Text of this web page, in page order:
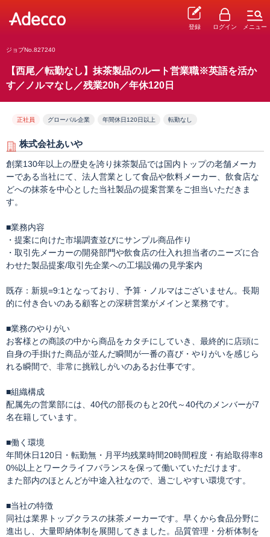
登録 ログイン メニュー
ジョブNo.827240
【西尾／転勤なし】抹茶製品のルート営業職※英語を活か
す／ノルマなし／残業20h／年休120日
正社員 グローバル企業 年間休日120日以上 転勤なし
株式会社あいや
創業130年以上の歴史を誇り抹茶製品では国内トップの老舗メーカ
ーである当社にて、法人営業として食品や飲料メーカー、飲食店な
どへの抹茶を中心とした当社製品の提案営業をご担当いただきま
す。
■業務内容
・提案に向けた市場調査並びにサンプル商品作り
・取引先メーカーの開発部門や飲食店の仕入れ担当者のニーズに合
わせた製品提案/取引先企業への工場設備の見学案内
既存：新規=9:1となっており、予算・ノルマはございません。長期
的に付き合いのある顧客との深耕営業がメインと業務です。
■業務のやりがい
お客様との商談の中から商品をカタチにしていき、最終的に店頭に
自身の手掛けた商品が並んだ瞬間が一番の喜び・やりがいを感じら
れる瞬間で、非常に挑戦しがいのあるお仕事です。
■組織構成
配属先の営業部には、40代の部長のもと20代～40代のメンバーが7
名在籍しています。
■働く環境
年間休日120日・転勤無・月平均残業時間20時間程度・有給取得率8
0%以上とワークライフバランスを保って働いていただけます。
また部内のほとんどが中途入社なので、過ごしやすい環境です。
■当社の特徴
同社は業界トップクラスの抹茶メーカーです。早くから食品分野に
進出し、大量即納体制を展開してきました。品質管理・分析体制を